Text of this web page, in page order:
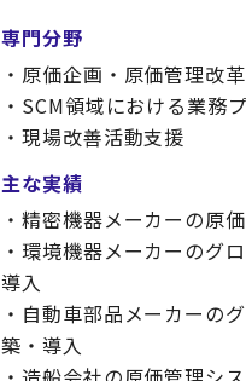
専門分野
・原価企画・原価管理改革
・SCM領域における業務
・現場改善活動支援
主な実績
・精密機器メーカーの原
・環境機器メーカーのグ
導入
・自動車部品メーカーの
築・導入